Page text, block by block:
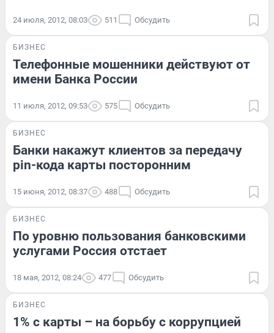
24 июля, 2012, 08:03 511 Обсудить
БИЗНЕС
Телефонные мошенники действуют от
имени Банка России
11 июля, 2012, 09:53 575 Обсудить
БИЗНЕС
Банки накажут клиентов за передачу
pin-кода карты посторонним
15 июня, 2012, 08:37 488 Обсудить
БИЗНЕС
По уровню пользования банковскими
услугами Россия отстает
18 мая, 2012, 08:24 477 Обсудить
БИЗНЕС
1% с карты – на борьбу с коррупцией